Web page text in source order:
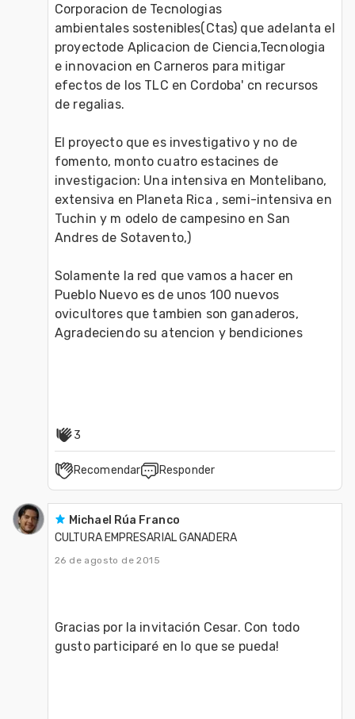
Corporacion de Tecnologias
ambientales sostenibles(Ctas) que adelanta el
proyectode Aplicacion de Ciencia,Tecnologia
e innovacion en Carneros para mitigar
efectos de los TLC en Cordoba' cn recursos
de regalias.
El proyecto que es investigativo y no de
fomento, monto cuatro estacines de
investigacion: Una intensiva en Montelibano,
extensiva en Planeta Rica , semi-intensiva en
Tuchin y m odelo de campesino en San
Andres de Sotavento,)
Solamente la red que vamos a hacer en
Pueblo Nuevo es de unos 100 nuevos
ovicultores que tambien son ganaderos,
Agradeciendo su atencion y bendiciones
3
Recomendar Responder
Michael Rúa Franco
CULTURA EMPRESARIAL GANADERA
26 de agosto de 2015
Gracias por la invitación Cesar. Con todo
gusto participaré en lo que se pueda!